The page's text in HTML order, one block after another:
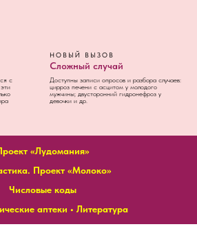
с
НОВЫЙ ВЫЗОВ
Сложный случай
Доступны записи опросов и разбора случаев:
цирроз печени с асцитом у молодого
мужчины; двусторонний гидронефроз у
девочки и др.
«Лудомания»
Проект «Молоко»
Числовые коды
аптеки • Литература